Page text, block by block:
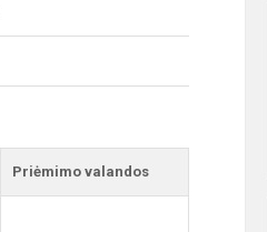
Priėmimo valandos